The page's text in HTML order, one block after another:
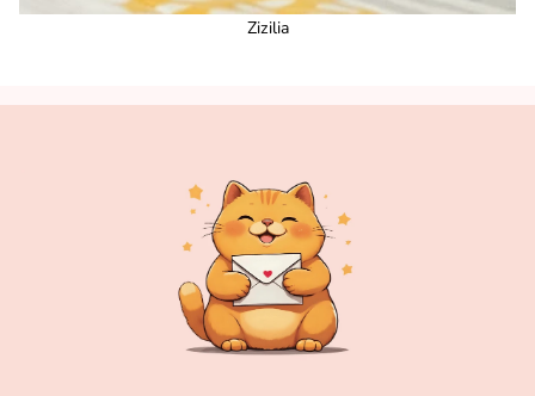
Zizilia